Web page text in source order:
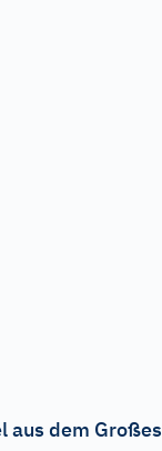
aus dem Großes